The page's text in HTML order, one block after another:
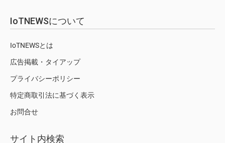
IoTNEWSについて
IoTNEWSとは
広告掲載・タイアップ
プライバシーポリシー
特定商取引法に基づく表示
お問合せ
サイト内検索